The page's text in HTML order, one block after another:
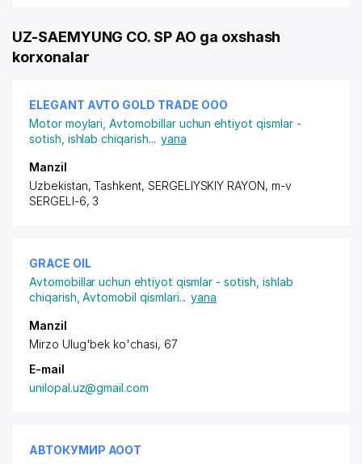
UZ-SAEMYUNG CO. SP AO ga oxshash
korxonalar
ELEGANT AVTO GOLD TRADE ООО
Motor moylari ,Avtomobillar uchun ehtiyot qismlar -
sotish, ishlab chiqarish... yana
Manzil
Uzbekistan, Tashkent, SERGELIYSKIY RAYON, m-v
SERGELI-6, 3
GRACE OIL
Avtomobillar uchun ehtiyot qismlar - sotish, ishlab
chiqarish ,Avtomobil qismlari... yana
Manzil
Mirzo Ulug'bek ko'chasi, 67
E-mail
unilopal.uz@gmail.com
АВТОКУМИР АООТ